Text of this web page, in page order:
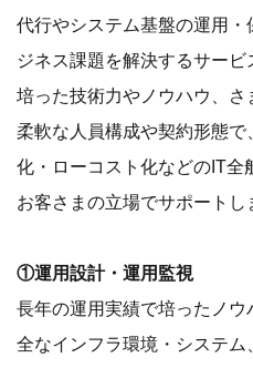
代行やシステム基盤の運用
ジネス課題を解決するサー
培った技術力やノウハウ、
柔軟な人員構成や契約形態
化・ローコスト化などのIT全
お客さまの立場でサポートし
①運用設計・運用監視
長年の運用実績で培ったノ
全なインフラ環境・システ